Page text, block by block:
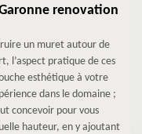
renovation
un muret autour de
l’aspect pratique de ces
esthétique à votre
dans le domaine ;
concevoir pour vous
hauteur, en y ajoutant